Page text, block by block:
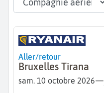
Aller/retour
Bruxelles Tirana
sam. 10 octobre 2026—